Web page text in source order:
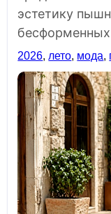
эстетику
2026, лето, мода,